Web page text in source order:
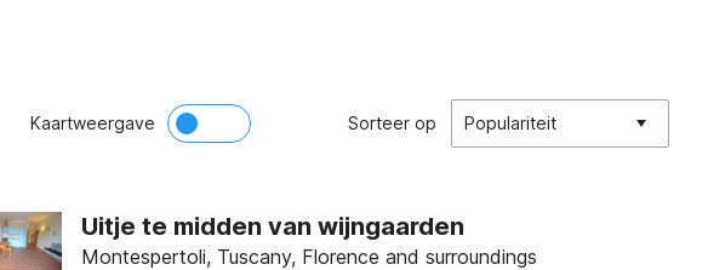
Kaartweergave Sorteer op Populariteit
Uitje te midden van wijngaarden
Montespertoli, Tuscany, Florence and surroundings